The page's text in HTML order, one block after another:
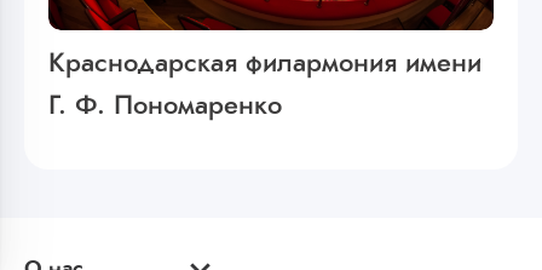
Краснодарская филармония имени
Г. Ф. Пономаренко